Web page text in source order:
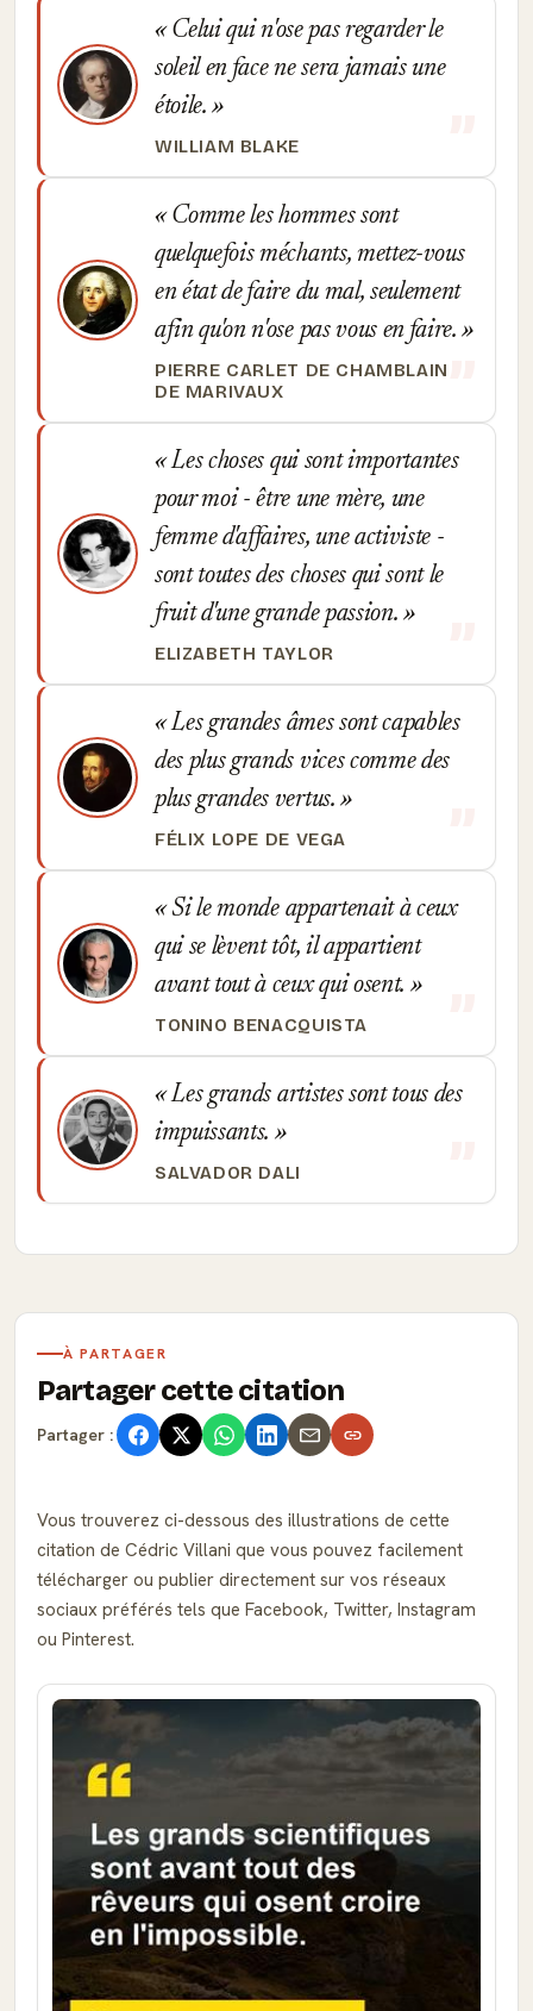
Celui qui n'ose pas regarder le
soleil en face ne sera jamais une
étoile.
WILLIAM BLAKE
Comme les hommes sont
quelquefois méchants, mettez-vous
en état de faire du mal, seulement
afin qu'on n'ose pas vous en faire.
PIERRE CARLET DE CHAMBLAIN
DE MARIVAUX
Les choses qui sont importantes
pour moi - être une mère, une
femme d'affaires, une activiste -
sont toutes des choses qui sont le
fruit d'une grande passion.
ELIZABETH TAYLOR
Les grandes âmes sont capables
des plus grands vices comme des
plus grandes vertus.
FÉLIX LOPE DE VEGA
Si le monde appartenait à ceux
qui se lèvent tôt, il appartient
avant tout à ceux qui osent.
TONINO BENACQUISTA
Les grands artistes sont tous des
impuissants.
SALVADOR DALI
À PARTAGER
Partager cette citation
Partager :
Vous trouverez ci-dessous des illustrations de cette
citation de Cédric Villani que vous pouvez facilement
télécharger ou publier directement sur vos réseaux
sociaux préférés tels que Facebook, Twitter, Instagram
ou Pinterest.